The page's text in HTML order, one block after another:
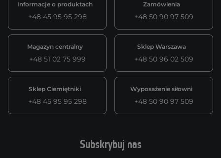
Informacje o produktach
+48 45 95 95 298
Zamówienia
+48 50 90 97 509
Magazyn centralny
+48 51 02 75 999
Sklep Warszawa
+48 50 96 02 509
Sklep Ciemiętniki
+48 45 95 95 298
Wyposażenie siłowni
+48 50 90 97 509
Subskrybuj nas